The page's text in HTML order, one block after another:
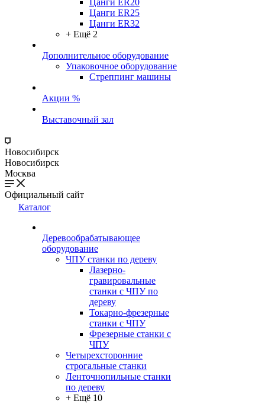
Цанги ER20
Цанги ER25
Цанги ER32
+ Ещё 2
Дополнительное оборудование
Упаковочное оборудование
Стреппинг машины
Акции %
Выставочный зал
Новосибирск
Новосибирск
Москва
Официальный сайт
Каталог
Деревообрабатывающее
оборудование
ЧПУ станки по дереву
Лазерно-
гравировальные
станки с ЧПУ по
дереву
Токарно-фрезерные
станки с ЧПУ
Фрезерные станки с
ЧПУ
Четырехсторонние
строгальные станки
Ленточнопильные станки
по дереву
+ Ещё 10